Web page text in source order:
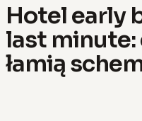
Hotel early
last minute:
łamią